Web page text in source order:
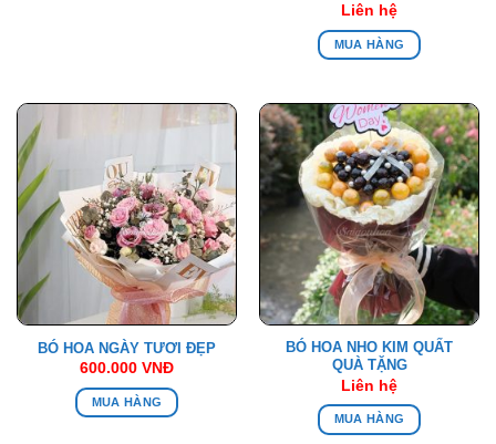
Liên hệ
MUA HÀNG
BÓ HOA NGÀY TƯƠI ĐẸP
600.000 VNĐ
MUA HÀNG
BÓ HOA NHO KIM QUẤT
QUÀ TẶNG
Liên hệ
MUA HÀNG